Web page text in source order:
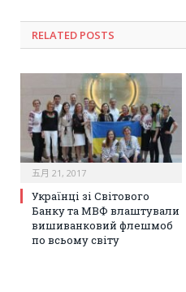
RELATED POSTS
五月 21, 2017
Українці зі Світового
Банку та МВФ влаштували
вишиванковий флешмоб
по всьому світу